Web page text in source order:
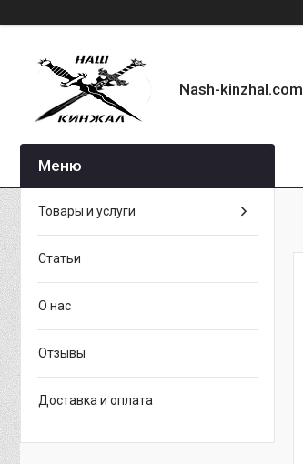
Nash-kinzhal.com
Товары и услуги
Статьи
О нас
Отзывы
Доставка и оплата